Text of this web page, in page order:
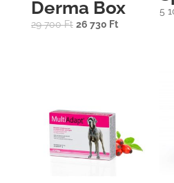
Derma Box
29 700Ft Original
26 730 FtCurrent
5